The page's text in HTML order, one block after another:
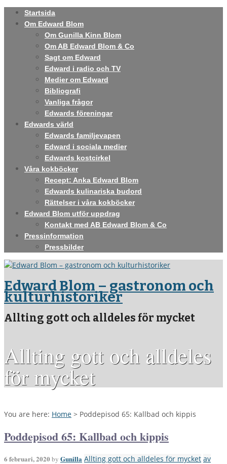
Startsida
Om Edward Blom
Om Gunilla Kinn Blom
Om AB Edward Blom & Co
Sagt om Edward
Edward i radio och TV
Medier om Edward
Bibliografi
Vanliga frågor
Edwards föreningar
Edwards värld
Edwards familjevapen
Edward i sociala medier
Edwards kostcirkel
Våra kokböcker
Recept: Anka Edward Blom
Edwards kulinariska budord
Rättelser i våra kokböcker
Edward Blom utför uppdrag
Kontakt med AB Edward Blom & Co
Pressinformation
Pressbilder
Edward Blom – gastronom och
kulturhistoriker
Allting gott och alldeles för mycket
Allting gott och alldeles
för mycket
You are here: Home > Poddepisod 65: Kallbad och kippis
Poddepisod 65: Kallbad och kippis
6 februari, 2020 by Gunilla Allting gott och alldeles för mycket av